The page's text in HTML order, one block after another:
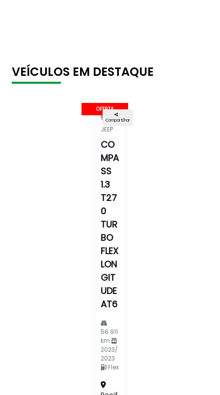
VEÍCULOS EM DESTAQUE
OFERTA
Compartilhar
JEEP
CO
MPA
SS
1.3
T27
0
TUR
BO
FLEX
LON
GIT
UDE
AT6
56.911
km
2023/
2023
Flex